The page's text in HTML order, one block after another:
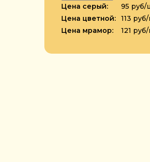
Цена серый:
95 руб/
Цена цветной:
113
Цена мрамор:
121